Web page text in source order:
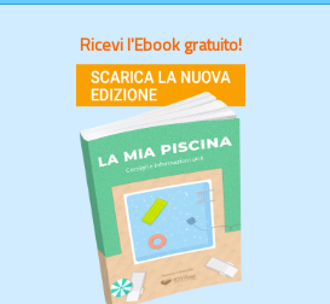
Ricevi l'Ebook gratuito!